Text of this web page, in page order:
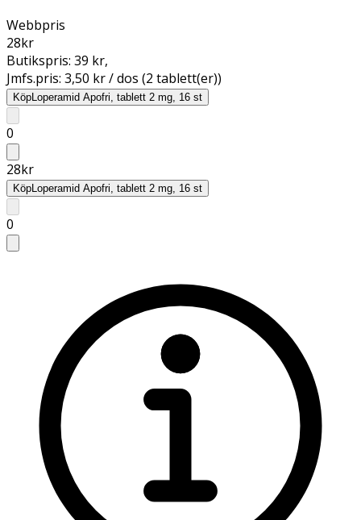
Webbpris
28kr
Butikspris: 39 kr,
Jmfs.pris: 3,50 kr / dos (2 tablett(er))
KöpLoperamid Apofri, tablett 2 mg, 16 st
0
28kr
KöpLoperamid Apofri, tablett 2 mg, 16 st
0